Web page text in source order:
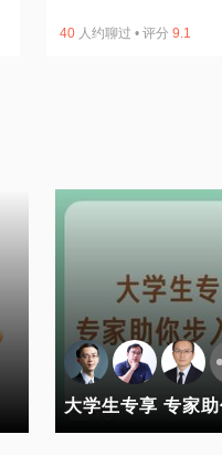
40 人约聊过 • 评分 9.1
大学生专享 专家